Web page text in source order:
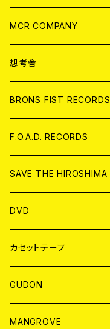
ANALOG
CD
ANALOG
MCR COMPANY
CD
アパレル
ANALOG
想考舎
BRONS FIST RECORDS
CD
ANALOG
F.O.A.D. RECORDS
CD
ANALOG
SAVE THE HIROSHIMA
アパレル
BADGE
DVD
JAPAN
WORLD
カセットテープ
JAPAN
WORLD
GUDON
アパレル
MANGROVE